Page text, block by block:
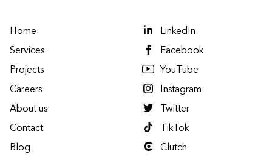
Home
Services
Projects
Careers
About us
Contact
Blog
LinkedIn
Facebook
YouTube
Instagram
Twitter
TikTok
Clutch